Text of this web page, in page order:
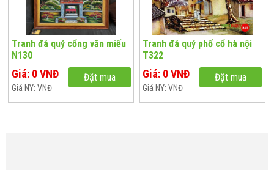
Tranh đá quý cổng văn miếu
N130
Giá: 0 VNĐ
Giá NY: VNĐ
Đặt mua
Tranh đá quý phố cổ hà nội
T322
Giá: 0 VNĐ
Giá NY: VNĐ
Đặt mua